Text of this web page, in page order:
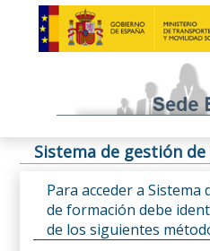
Sistema de gestión
Para acceder a
de formación debe
de los siguientes